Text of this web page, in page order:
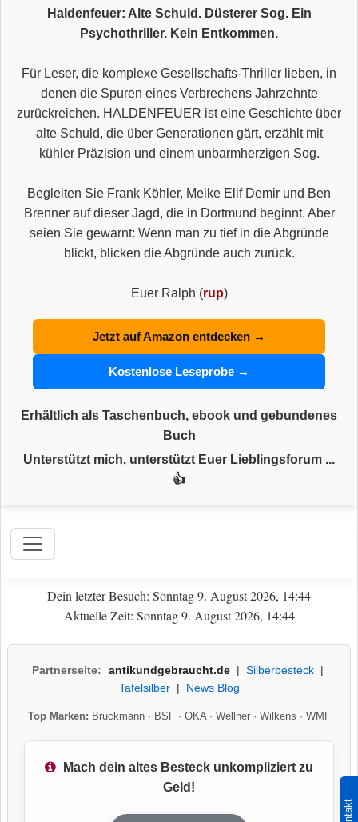
Haldenfeuer: Alte Schuld. Düsterer Sog. Ein
Psychothriller. Kein Entkommen.
Für Leser, die komplexe Gesellschafts-Thriller lieben, in
denen die Spuren eines Verbrechens Jahrzehnte
zurückreichen. HALDENFEUER ist eine Geschichte über
alte Schuld, die über Generationen gärt, erzählt mit
kühler Präzision und einem unbarmherzigen Sog.
Begleiten Sie Frank Köhler, Meike Elif Demir und Ben
Brenner auf dieser Jagd, die in Dortmund beginnt. Aber
seien Sie gewarnt: Wenn man zu tief in die Abgründe
blickt, blicken die Abgründe auch zurück.
Euer Ralph (rup)
Jetzt auf Amazon entdecken →
Kostenlose Leseprobe →
Erhältlich als Taschenbuch, ebook und gebundenes
Buch
Unterstützt mich, unterstützt Euer Lieblingsforum ...
👍
Dein letzter Besuch: Sonntag 9. August 2026, 14:44
Aktuelle Zeit: Sonntag 9. August 2026, 14:44
Partnerseite: antikundgebraucht.de| Silberbesteck|
Tafelsilber| News Blog
Top Marken: Bruckmann· BSF· OKA· Wellner· Wilkens · WMF
Mach dein altes Besteck unkompliziert zu
Geld!